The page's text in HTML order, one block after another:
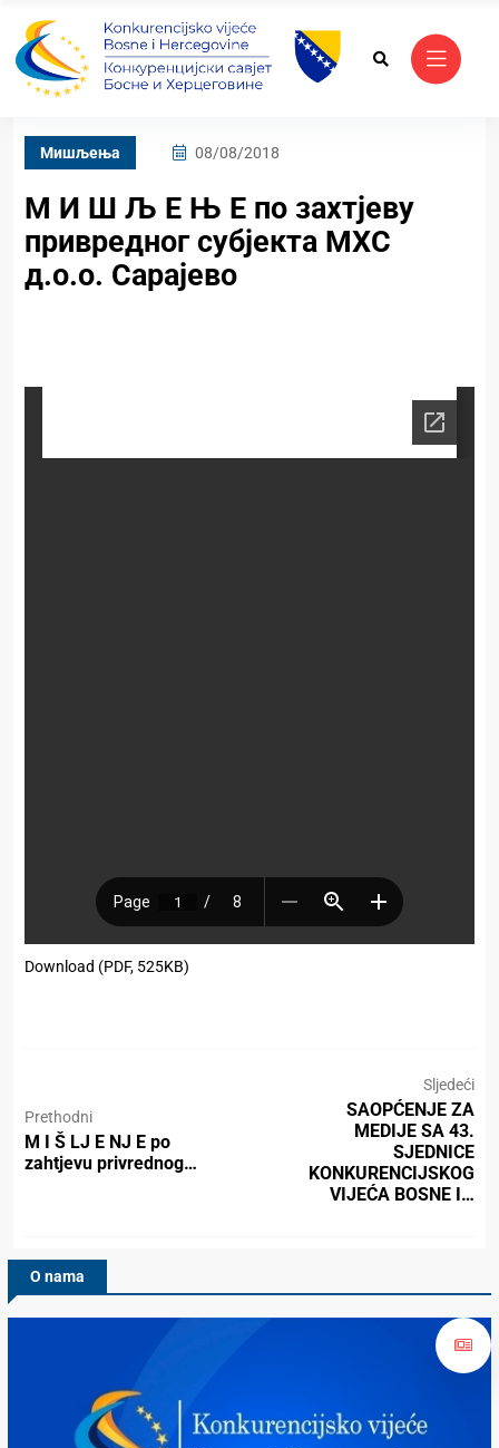
Mишљења 08/08/2018
М И Ш Љ Е Њ Е по захтјеву
привредног субјекта МХС
д.о.о. Сарајево
Download (PDF, 525KB)
Prethodni
M I Š LJ E NJ E po
zahtjevu privrednog…
Sljedeći
SAOPĆENJE ZA
MEDIJE SA 43.
SJEDNICE
KONKURENCIJSKOG
VIJEĆA BOSNE I…
O nama